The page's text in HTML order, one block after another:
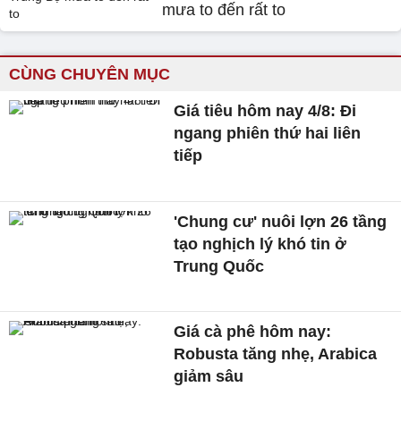
mưa to đến rất to
CÙNG CHUYÊN MỤC
Giá tiêu hôm nay 4/8: Đi
ngang phiên thứ hai liên
tiếp
'Chung cư' nuôi lợn 26 tầng
tạo nghịch lý khó tin ở
Trung Quốc
Giá cà phê hôm nay:
Robusta tăng nhẹ, Arabica
giảm sâu